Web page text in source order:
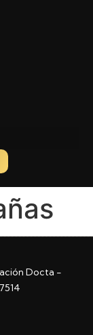
Docta -